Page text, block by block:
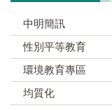
中明簡訊
性別平等教育
環境教育專區
均質化